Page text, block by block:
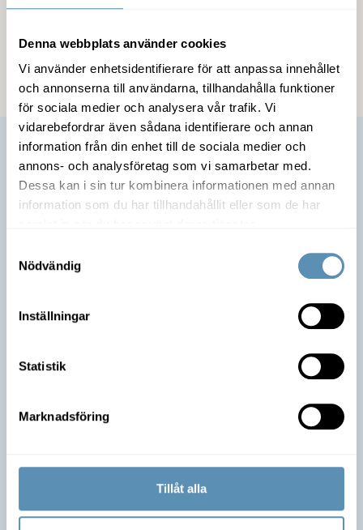
Denna webbplats använder cookies
Vi använder enhetsidentifierare för att anpassa innehållet
och annonserna till användarna, tillhandahålla funktioner
för sociala medier och analysera vår trafik. Vi
vidarebefordrar även sådana identifierare och annan
information från din enhet till de sociala medier och
annons- och analysföretag som vi samarbetar med.
Dessa kan i sin tur kombinera informationen med annan
information som du har tillhandahållit eller som de har
Nödvändig
Inställningar
Statistik
Marknadsföring
Tillåt alla
Kommunikation
Är du intresserad av lokalen?
Ta kontakt med mig så berättar jag mer om möjligheterna